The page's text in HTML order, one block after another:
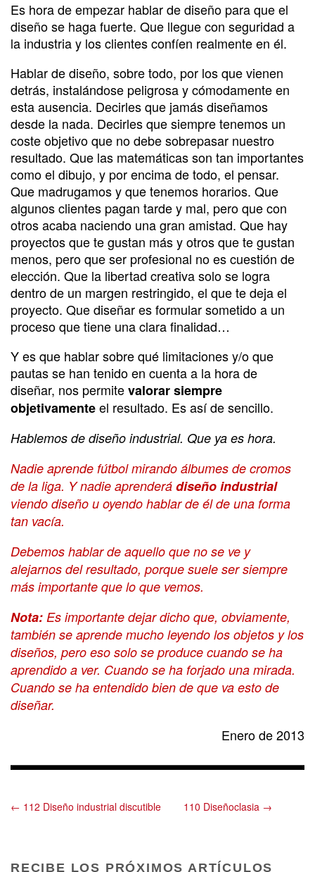
Es hora de empezar hablar de diseño para que el
diseño se haga fuerte. Que llegue con seguridad a
la industria y los clientes confíen realmente en él.
Hablar de diseño, sobre todo, por los que vienen
detrás, instalándose peligrosa y cómodamente en
esta ausencia. Decirles que jamás diseñamos
desde la nada. Decirles que siempre tenemos un
coste objetivo que no debe sobrepasar nuestro
resultado. Que las matemáticas son tan importantes
como el dibujo, y por encima de todo, el pensar.
Que madrugamos y que tenemos horarios. Que
algunos clientes pagan tarde y mal, pero que con
otros acaba naciendo una gran amistad. Que hay
proyectos que te gustan más y otros que te gustan
menos, pero que ser profesional no es cuestión de
elección. Que la libertad creativa solo se logra
dentro de un margen restringido, el que te deja el
proyecto. Que diseñar es formular sometido a un
proceso que tiene una clara finalidad…
Y es que hablar sobre qué limitaciones y/o que
pautas se han tenido en cuenta a la hora de
diseñar, nos permitevalorar siempre
objetivamenteel resultado. Es así de sencillo.
Hablemos de diseño industrial. Que ya es hora.
Nadie aprende fútbol mirando álbumes de cromos
de la liga. Y nadie aprenderá diseño industrial
viendo diseño u oyendo hablar de él de una forma
tan vacía.
Debemos hablar de aquello que no se ve y
alejarnos del resultado, porque suele ser siempre
más importante que lo que vemos.
Nota: Es importante dejar dicho que, obviamente,
también se aprende mucho leyendo los objetos y los
diseños, pero eso solo se produce cuando se ha
aprendido a ver. Cuando se ha forjado una mirada.
Cuando se ha entendido bien de que va esto de
diseñar.
Enero de 2013
← 112 Diseño industrial discutible 110 Diseñoclasia →
RECIBE LOS PRÓXIMOS ARTÍCULOS